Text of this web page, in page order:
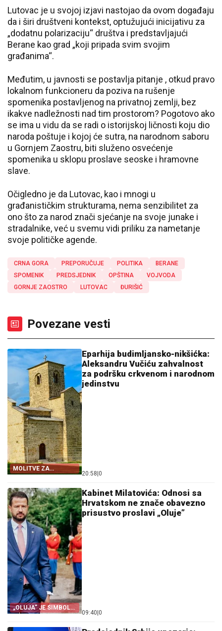
Lutovac je u svojoj izjavi nastojao da ovom događaju
da i širi društveni kontekst, optužujući inicijativu za
„dodatnu polarizaciju“ društva i predstavljajući
Berane kao grad „koji pripada svim svojim
građanima“.
Međutim, u javnosti se postavlja pitanje , otkud pravo
lokalnom funkcioneru da poziva na rušenje
spomenika postavljenog na privatnoj zemlji, bez
ikakve nadležnosti nad tim prostorom? Pogotovo ako
se ima u vidu da se radi o istorijskoj ličnosti koju dio
naroda poštuje i kojoj će sutra, na narodnom saboru
u Gornjem Zaostru, biti služeno osvećenje
spomenika u sklopu proslave seoske i hramovne
slave.
Očigledno je da Lutovac, kao i mnogi u
građanističkim strukturama, nema senzibilitet za
ono što za narod znači sjećanje na svoje junake i
stradalnike, već u svemu vidi priliku za nametanje
svoje političke agende.
CRNA GORA PREPORUČUJE POLITIKA
BERANE
SPOMENIK
PREDSJEDNIK OPŠTINA
VOJVODA
GORNJE ZAOSTRO
LUTOVAC ĐURIŠIĆ
Povezane vesti
MOLITVE ZA
ZDRAVLJE I USPJEH
Eparhija budimljansko-nikšićka:
Aleksandru Vučiću zahvalnost
za podršku crkvenom i narodnom
jedinstvu
20:58 0
„OLUJA” JE SIMBOL
PROGONA
Kabinet Milatovića: Odnosi sa
Hrvatskom ne znače obavezno
prisustvo proslavi „Oluje”
09:40 0